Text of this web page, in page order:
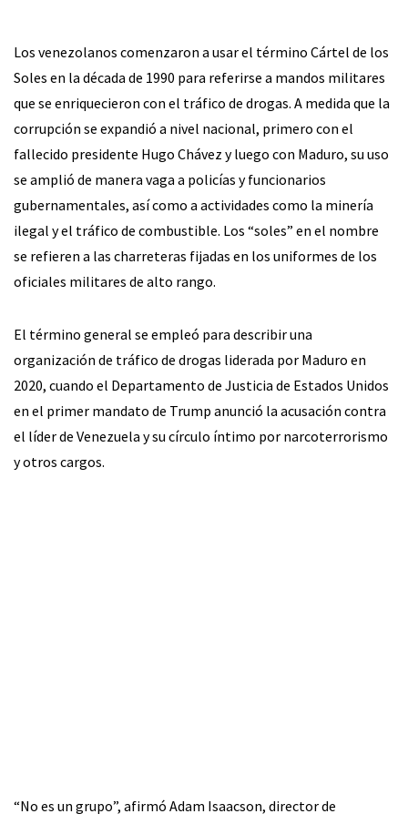
Los venezolanos comenzaron a usar el término Cártel de los
Soles en la década de 1990 para referirse a mandos militares
que se enriquecieron con el tráfico de drogas. A medida que la
corrupción se expandió a nivel nacional, primero con el
fallecido presidente Hugo Chávez y luego con Maduro, su uso
se amplió de manera vaga a policías y funcionarios
gubernamentales, así como a actividades como la minería
ilegal y el tráfico de combustible. Los “soles” en el nombre
se refieren a las charreteras fijadas en los uniformes de los
oficiales militares de alto rango.
El término general se empleó para describir una
organización de tráfico de drogas liderada por Maduro en
2020, cuando el Departamento de Justicia de Estados Unidos
en el primer mandato de Trump anunció la acusación contra
el líder de Venezuela y su círculo íntimo por narcoterrorismo
y otros cargos.
“No es un grupo”, afirmó Adam Isaacson, director de